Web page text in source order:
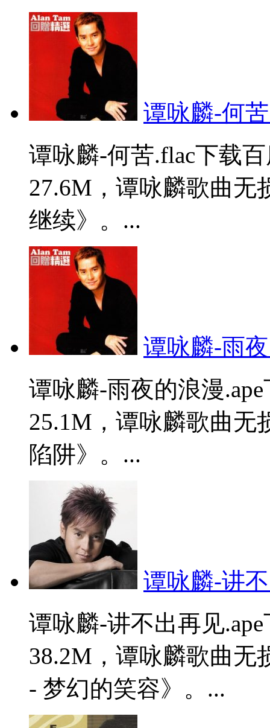
谭咏麟-何
谭咏麟-何苦.flac下载
27.6M，谭咏麟歌曲无
继续》。...
谭咏麟-雨
谭咏麟-雨夜的浪漫
25.1M，谭咏麟歌曲无
陷阱》。...
谭咏麟-讲
谭咏麟-讲不出再见
38.2M，谭咏麟歌曲无
- 梦幻的笑容》。...